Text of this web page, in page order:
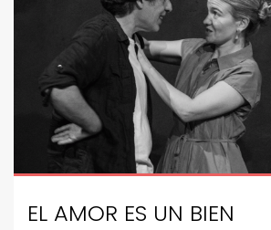
EL AMOR ES UN BIEN